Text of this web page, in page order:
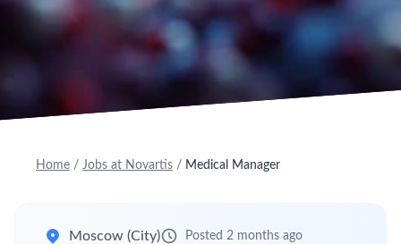
Home / Jobs at Novartis / Medical Manager
Moscow (City)
Posted 2 months ago